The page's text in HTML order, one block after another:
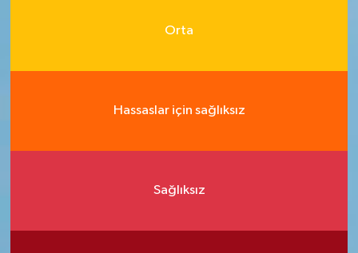
Orta
Hassaslar için sağlıksız
Sağlıksız